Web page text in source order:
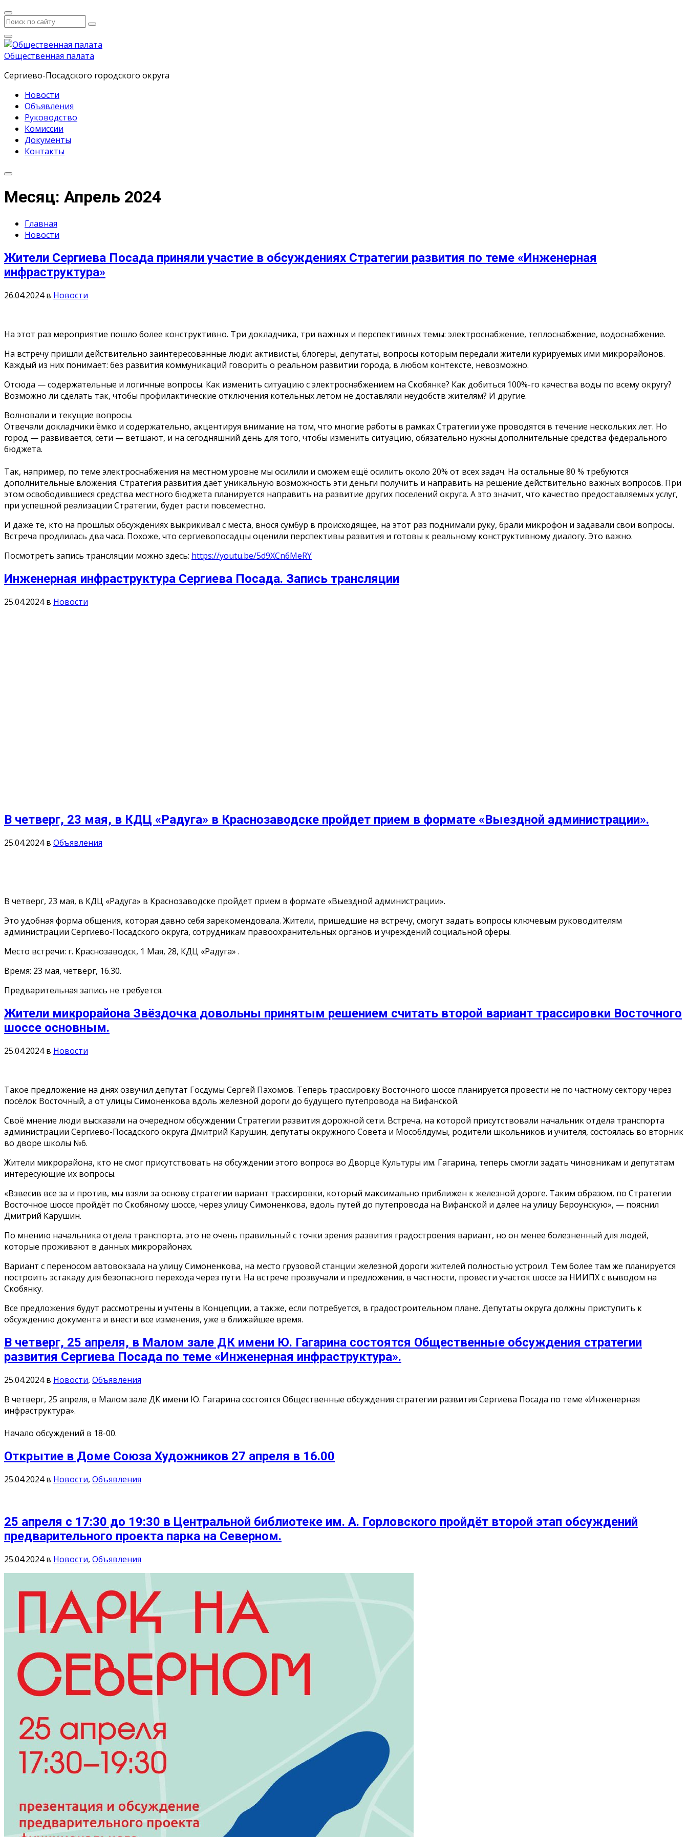
Общественная палата
Сергиево-Посадского городского округа
Новости
Объявления
Руководство
Комиссии
Документы
Контакты
Месяц: Апрель 2024
Главная
Новости
Жители Сергиева Посада приняли участие в обсуждениях Стратегии развития по теме «Инженерная
инфраструктура»
26.04.2024в Новости
На этот раз мероприятие пошло более конструктивно. Три докладчика, три важных и перспективных темы: электроснабжение, теплоснабжение, водоснабжение.
На встречу пришли действительно заинтересованные люди: активисты, блогеры, депутаты, вопросы которым передали жители курируемых ими микрорайонов.
Каждый из них понимает: без развития коммуникаций говорить о реальном развитии города, в любом контексте, невозможно.
Отсюда — содержательные и логичные вопросы. Как изменить ситуацию с электроснабжением на Скобянке? Как добиться 100%-го качества воды по всему округу?
Возможно ли сделать так, чтобы профилактические отключения котельных летом не доставляли неудобств жителям? И другие.
Волновали и текущие вопросы.
Отвечали докладчики ёмко и содержательно, акцентируя внимание на том, что многие работы в рамках Стратегии уже проводятся в течение нескольких лет. Но
город — развивается, сети — ветшают, и на сегодняшний день для того, чтобы изменить ситуацию, обязательно нужны дополнительные средства федерального
бюджета.
Так, например, по теме электроснабжения на местном уровне мы осилили и сможем ещё осилить около 20% от всех задач. На остальные 80 % требуются
дополнительные вложения. Стратегия развития даёт уникальную возможность эти деньги получить и направить на решение действительно важных вопросов. При
этом освободившиеся средства местного бюджета планируется направить на развитие других поселений округа. А это значит, что качество предоставляемых услуг,
при успешной реализации Стратегии, будет расти повсеместно.
И даже те, кто на прошлых обсуждениях выкрикивал с места, внося сумбур в происходящее, на этот раз поднимали руку, брали микрофон и задавали свои вопросы.
Встреча продлилась два часа. Похоже, что сергиевопосадцы оценили перспективы развития и готовы к реальному конструктивному диалогу. Это важно.
Посмотреть запись трансляции можно здесь: https://youtu.be/5d9XCn6MeRY
Инженерная инфраструктура Сергиева Посада. Запись трансляции
25.04.2024в Новости
В четверг, 23 мая, в КДЦ «Радуга» в Краснозаводске пройдет прием в формате «Выездной администрации».
25.04.2024в Объявления
В четверг, 23 мая, в КДЦ «Радуга» в Краснозаводске пройдет прием в формате «Выездной администрации».
Это удобная форма общения, которая давно себя зарекомендовала. Жители, пришедшие на встречу, смогут задать вопросы ключевым руководителям
администрации Сергиево-Посадского округа, сотрудникам правоохранительных органов и учреждений социальной сферы.
Место встречи: г. Краснозаводск, 1 Мая, 28, КДЦ «Радуга» .
Время: 23 мая, четверг, 16.30.
Предварительная запись не требуется.
Жители микрорайона Звёздочка довольны принятым решением считать второй вариант трассировки Восточного
шоссе основным.
25.04.2024в Новости
Такое предложение на днях озвучил депутат Госдумы Сергей Пахомов. Теперь трассировку Восточного шоссе планируется провести не по частному сектору через
посёлок Восточный, а от улицы Симоненкова вдоль железной дороги до будущего путепровода на Вифанской.
Своë мнение люди высказали на очередном обсуждении Стратегии развития дорожной сети. Встреча, на которой присутствовали начальник отдела транспорта
администрации Сергиево-Посадского округа Дмитрий Карушин, депутаты окружного Совета и Мособлдумы, родители школьников и учителя, состоялась во вторник
во дворе школы №6.
Жители микрорайона, кто не смог присутствовать на обсуждении этого вопроса во Дворце Культуры им. Гагарина, теперь смогли задать чиновникам и депутатам
интересующие их вопросы.
«Взвесив все за и против, мы взяли за основу стратегии вариант трассировки, который максимально приближен к железной дороге. Таким образом, по Стратегии
Восточное шоссе пройдёт по Скобяному шоссе, через улицу Симоненкова, вдоль путей до путепровода на Вифанской и далее на улицу Бероунскую», — пояснил
Дмитрий Карушин.
По мнению начальника отдела транспорта, это не очень правильный с точки зрения развития градостроения вариант, но он менее болезненный для людей,
которые проживают в данных микрорайонах.
Вариант с переносом автовокзала на улицу Симоненкова, на место грузовой станции железной дороги жителей полностью устроил. Тем более там же планируется
построить эстакаду для безопасного перехода через пути. На встрече прозвучали и предложения, в частности, провести участок шоссе за НИИПХ с выводом на
Скобянку.
Все предложения будут рассмотрены и учтены в Концепции, а также, если потребуется, в градостроительном плане. Депутаты округа должны приступить к
обсуждению документа и внести все изменения, уже в ближайшее время.
В четверг, 25 апреля, в Малом зале ДК имени Ю. Гагарина состоятся Общественные обсуждения стратегии
развития Сергиева Посада по теме «Инженерная инфраструктура».
25.04.2024в Новости, Объявления
В четверг, 25 апреля, в Малом зале ДК имени Ю. Гагарина состоятся Общественные обсуждения стратегии развития Сергиева Посада по теме «Инженерная
инфраструктура».
Начало обсуждений в 18-00.
Открытие в Доме Союза Художников 27 апреля в 16.00
25.04.2024в Новости, Объявления
25 апреля с 17:30 до 19:30 в Центральной библиотеке им. А. Горловского пройдёт второй этап обсуждений
предварительного проекта парка на Северном.
25.04.2024в Новости, Объявления